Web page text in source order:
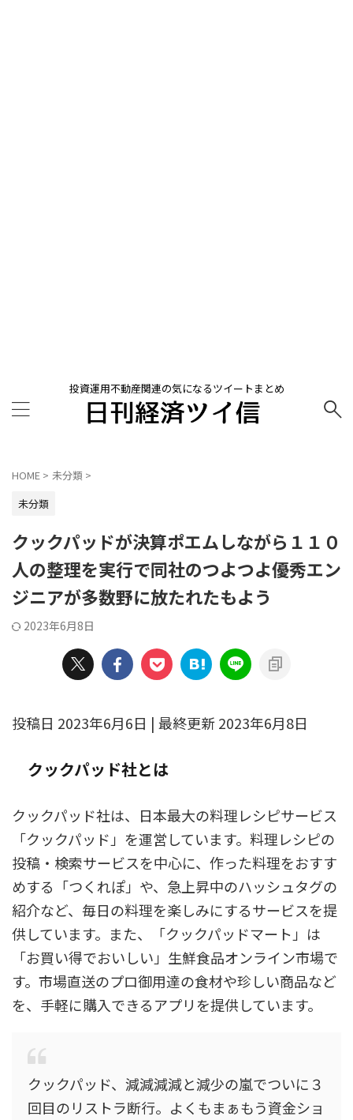
投資運用不動産関連の気になるツイートまとめ
HOME > 未分類 >
未分類
クックパッドが決算ポエムしながら１１０
人の整理を実行で同社のつよつよ優秀エン
ジニアが多数野に放たれたもよう
2023年6月8日
投稿日 2023年6月6日 | 最終更新 2023年6月8日
クックパッド社とは
クックパッド社は、日本最大の料理レシピサービス
「クックパッド」を運営しています。料理レシピの
投稿・検索サービスを中心に、作った料理をおすす
めする「つくれぽ」や、急上昇中のハッシュタグの
紹介など、毎日の料理を楽しみにするサービスを提
供しています。また、「クックパッドマート」は
「お買い得でおいしい」生鮮食品オンライン市場で
す。市場直送のプロ御用達の食材や珍しい商品など
を、手軽に購入できるアプリを提供しています。
クックパッド、減減減減と減少の嵐でついに３
回目のリストラ断行。よくもまぁもう資金ショ